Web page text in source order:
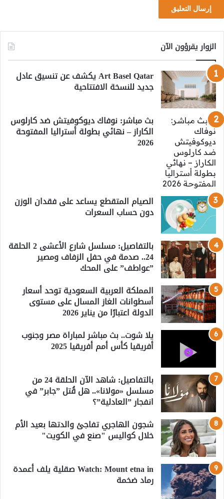
الزوار يقرؤون الآن
Art Basel Qatar يكشف عن تنسيق عادل
جديد للنسخة الافتتاحية
بث مباشر: نوفاك ديوكوفيتش ضد كارلوس
الكاراز – نهائي بطولة أستراليا المفتوحة
2026
الصيام المتقطع يساعد على فقدان الوزن
دون حساب السعرات
بالتفاصيل: مسلسل شارع الأعشى 2 الحلقة
24.. صدمة في حفل الزفاف ومصير
”عواطف” على المحك
المملكة العربية السعودية توحد أسعار
أسطوانات الغاز المسال على مستوى
الدولة اعتبارًا من يناير 2026
يلا شوت.. بث مباشر لمباراة مصر وجنوب
أفريقيا كأس أمم أفريقيا 2025
بالتفاصيل: شاهد الآن الحلقة 24 من
مسلسل «مولانا».. هل قُتل ”جابر” في
انفجار ”العادلية”؟
شجون الهاجري تفاجئ والدتها بعيد الأم
خلال كواليس "صنع في الكويت"
Watch: Mount etna in صقلية يلف أعمدة
رماد ضخمة